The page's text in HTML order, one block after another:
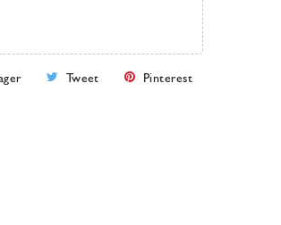
Tweet Pinterest